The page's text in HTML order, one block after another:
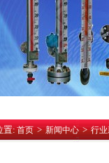
置:首页>新闻中心>行